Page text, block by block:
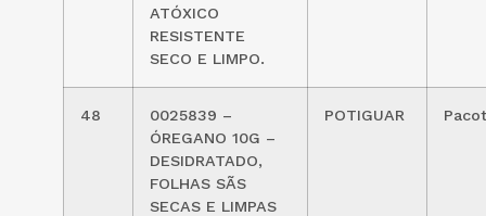
ATÓXICO
RESISTENTE
SECO E LIMPO.
48
0025839 –
ÓREGANO 10G –
DESIDRATADO,
FOLHAS SÃS
SECAS E LIMPAS
POTIGUAR